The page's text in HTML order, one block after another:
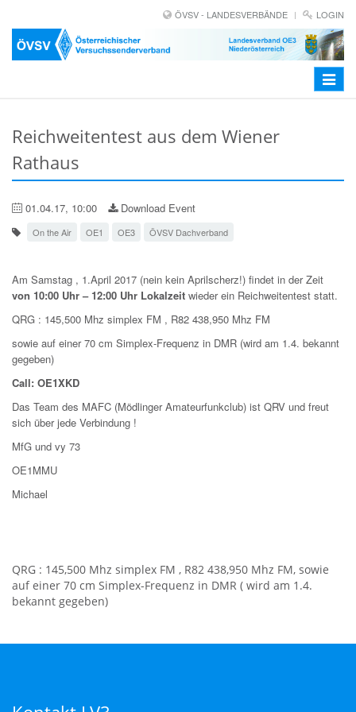
ÖVSV - LANDESVERBÄNDE LOGIN
Toggle
Reichweitentest aus dem Wiener
Rathaus
01.04.17, 10:00 Download Event
On the Air OE1 OE3 ÖVSV Dachverband
Am Samstag , 1.April 2017 (nein kein Aprilscherz!) findet in der Zeit
von 10:00 Uhr – 12:00 Uhr Lokalzeit wieder ein Reichweitentest statt.
QRG : 145,500 Mhz simplex FM , R82 438,950 Mhz FM
sowie auf einer 70 cm Simplex-Frequenz in DMR (wird am 1.4. bekannt
gegeben)
Call: OE1XKD
Das Team des MAFC (Mödlinger Amateurfunkclub) ist QRV und freut
sich über jede Verbindung !
MfG und vy 73
OE1MMU
Michael
QRG : 145,500 Mhz simplex FM , R82 438,950 Mhz FM, sowie
auf einer 70 cm Simplex-Frequenz in DMR ( wird am 1.4.
bekannt gegeben)